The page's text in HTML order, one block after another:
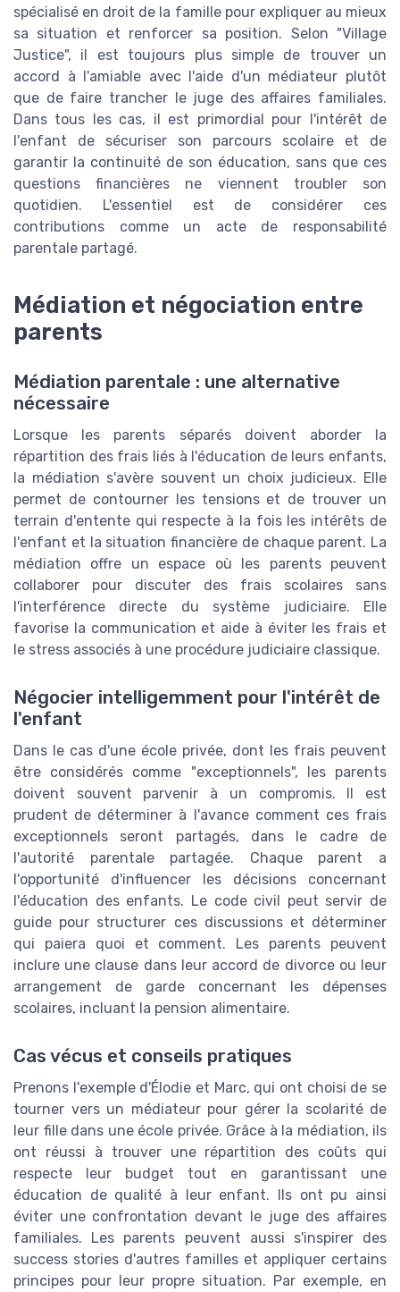
spécialisé en droit de la famille pour expliquer au mieux
sa situation et renforcer sa position. Selon "Village
Justice", il est toujours plus simple de trouver un
accord à l'amiable avec l'aide d'un médiateur plutôt
que de faire trancher le juge des affaires familiales.
Dans tous les cas, il est primordial pour l'intérêt de
l'enfant de sécuriser son parcours scolaire et de
garantir la continuité de son éducation, sans que ces
questions financières ne viennent troubler son
quotidien. L'essentiel est de considérer ces
contributions comme un acte de responsabilité
parentale partagé.
Médiation et négociation entre
parents
Médiation parentale : une alternative
nécessaire
Lorsque les parents séparés doivent aborder la
répartition des frais liés à l'éducation de leurs enfants,
la médiation s'avère souvent un choix judicieux. Elle
permet de contourner les tensions et de trouver un
terrain d'entente qui respecte à la fois les intérêts de
l'enfant et la situation financière de chaque parent. La
médiation offre un espace où les parents peuvent
collaborer pour discuter des frais scolaires sans
l'interférence directe du système judiciaire. Elle
favorise la communication et aide à éviter les frais et
le stress associés à une procédure judiciaire classique.
Négocier intelligemment pour l'intérêt de
l'enfant
Dans le cas d'une école privée, dont les frais peuvent
être considérés comme "exceptionnels", les parents
doivent souvent parvenir à un compromis. Il est
prudent de déterminer à l'avance comment ces frais
exceptionnels seront partagés, dans le cadre de
l'autorité parentale partagée. Chaque parent a
l'opportunité d'influencer les décisions concernant
l'éducation des enfants. Le code civil peut servir de
guide pour structurer ces discussions et déterminer
qui paiera quoi et comment. Les parents peuvent
inclure une clause dans leur accord de divorce ou leur
arrangement de garde concernant les dépenses
scolaires, incluant la pension alimentaire.
Cas vécus et conseils pratiques
Prenons l'exemple d'Élodie et Marc, qui ont choisi de se
tourner vers un médiateur pour gérer la scolarité de
leur fille dans une école privée. Grâce à la médiation, ils
ont réussi à trouver une répartition des coûts qui
respecte leur budget tout en garantissant une
éducation de qualité à leur enfant. Ils ont pu ainsi
éviter une confrontation devant le juge des affaires
familiales. Les parents peuvent aussi s'inspirer des
success stories d'autres familles et appliquer certains
principes pour leur propre situation. Par exemple, en